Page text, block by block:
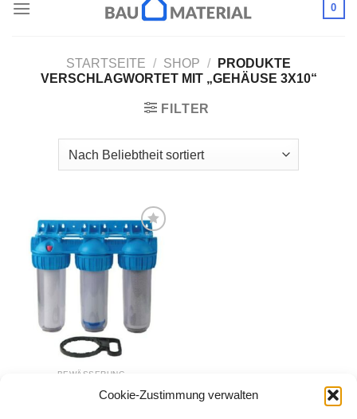
Cookie-Zustimmung verwalten
Inhalt
0
STARTSEITE / SHOP /
PRODUKTE
VERSCHLAGWORTET MIT „GEHÄUSE 3X10“
FILTER
Zur
Wunschliste
hinzufügen
BEWÄSSERUNG
3-Stufen Wasserfilter
System 1″ 10 Zoll